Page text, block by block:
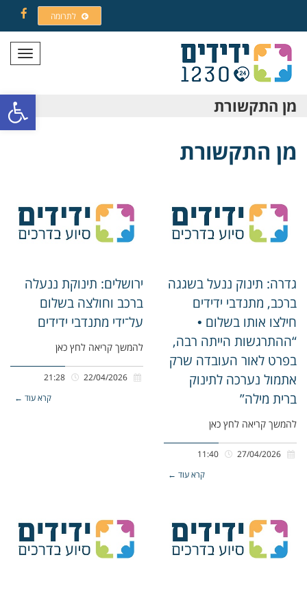
פתח
לתרומה
תפריט
מן התקשורת
מן התקשורת
גדרה: תינוק ננעל בשגגה
ברכב, מתנדבי ידידים
חילצו אותו בשלום •
“ההתרגשות הייתה רבה,
בפרט לאור העובדה שרק
אתמול נערכה לתינוק
ברית מילה”
להמשך קריאה לחץ כאן
קרא עוד ←
ירושלים: תינוקת ננעלה
ברכב וחולצה בשלום
על־ידי מתנדבי ידידים
להמשך קריאה לחץ כאן
קרא עוד ←